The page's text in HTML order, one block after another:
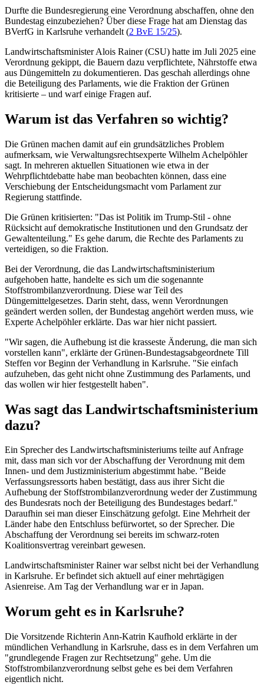
Durfte die Bundesregierung eine Verordnung abschaffen, ohne den
Bundestag einzubeziehen? Über diese Frage hat am Dienstag das
BVerfG in Karlsruhe verhandelt (2 BvE 15/25).
Landwirtschaftsminister Alois Rainer (CSU) hatte im Juli 2025 eine
Verordnung gekippt, die Bauern dazu verpflichtete, Nährstoffe etwa
aus Düngemitteln zu dokumentieren. Das geschah allerdings ohne
die Beteiligung des Parlaments, wie die Fraktion der Grünen
kritisierte – und warf einige Fragen auf.
Warum ist das Verfahren so wichtig?
Die Grünen machen damit auf ein grundsätzliches Problem
aufmerksam, wie Verwaltungsrechtsexperte Wilhelm Achelpöhler
sagt. In mehreren aktuellen Situationen wie etwa in der
Wehrpflichtdebatte habe man beobachten können, dass eine
Verschiebung der Entscheidungsmacht vom Parlament zur
Regierung stattfinde.
Die Grünen kritisierten: "Das ist Politik im Trump-Stil - ohne
Rücksicht auf demokratische Institutionen und den Grundsatz der
Gewaltenteilung." Es gehe darum, die Rechte des Parlaments zu
verteidigen, so die Fraktion.
Bei der Verordnung, die das Landwirtschaftsministerium
aufgehoben hatte, handelte es sich um die sogenannte
Stoffstrombilanzverordnung. Diese war Teil des
Düngemittelgesetzes. Darin steht, dass, wenn Verordnungen
geändert werden sollen, der Bundestag angehört werden muss, wie
Experte Achelpöhler erklärte. Das war hier nicht passiert.
"Wir sagen, die Aufhebung ist die krasseste Änderung, die man sich
vorstellen kann", erklärte der Grünen-Bundestagsabgeordnete Till
Steffen vor Beginn der Verhandlung in Karlsruhe. "Sie einfach
aufzuheben, das geht nicht ohne Zustimmung des Parlaments, und
das wollen wir hier festgestellt haben".
Was sagt das Landwirtschaftsministerium
dazu?
Ein Sprecher des Landwirtschaftsministeriums teilte auf Anfrage
mit, dass man sich vor der Abschaffung der Verordnung mit dem
Innen- und dem Justizministerium abgestimmt habe. "Beide
Verfassungsressorts haben bestätigt, dass aus ihrer Sicht die
Aufhebung der Stoffstrombilanzverordnung weder der Zustimmung
des Bundesrats noch der Beteiligung des Bundestages bedarf."
Daraufhin sei man dieser Einschätzung gefolgt. Eine Mehrheit der
Länder habe den Entschluss befürwortet, so der Sprecher. Die
Abschaffung der Verordnung sei bereits im schwarz-roten
Koalitionsvertrag vereinbart gewesen.
Landwirtschaftsminister Rainer war selbst nicht bei der Verhandlung
in Karlsruhe. Er befindet sich aktuell auf einer mehrtägigen
Asienreise. Am Tag der Verhandlung war er in Japan.
Worum geht es in Karlsruhe?
Die Vorsitzende Richterin Ann-Katrin Kaufhold erklärte in der
mündlichen Verhandlung in Karlsruhe, dass es in dem Verfahren um
"grundlegende Fragen zur Rechtsetzung" gehe. Um die
Stoffstrombilanzverordnung selbst gehe es bei dem Verfahren
eigentlich nicht.